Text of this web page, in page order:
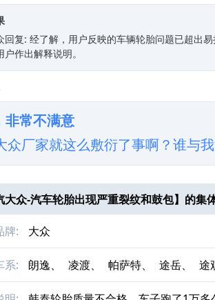
回复: 经了解，用户反映的车辆轮胎问题已超出
作出解释说明。
非常不满意
众厂家就这么敷衍了事啊？谁与
大众-汽车轮胎出现严重裂纹和鼓包】的集
牌: 大众
系: 朗逸、 凌渡、 帕萨特、 途岳、 途